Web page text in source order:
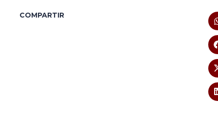
COMPARTIR